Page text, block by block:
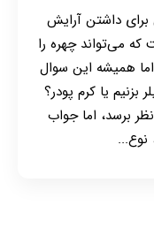
برای داشتن آرایش
می‌تواند چهره را
همیشه این سوال
بزنیم یا کرم پودر؟
برسد، اما جواب